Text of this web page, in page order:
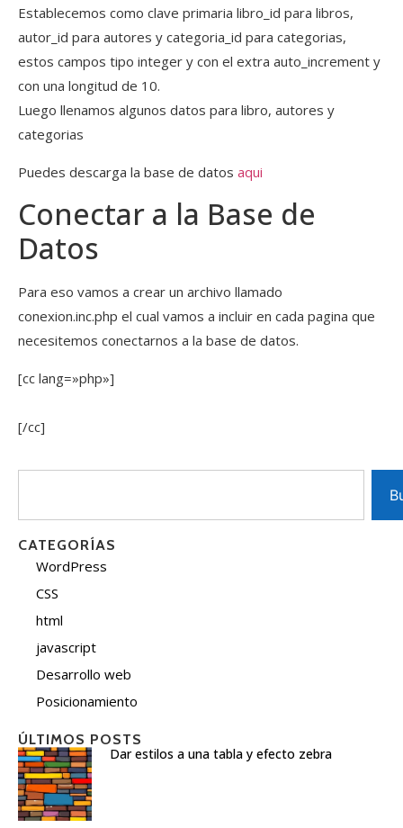
Establecemos como clave primaria libro_id para libros,
autor_id para autores y categoria_id para categorias,
estos campos tipo integer y con el extra auto_increment y
con una longitud de 10.
Luego llenamos algunos datos para libro, autores y
categorias
Puedes descarga la base de datos aqui
Conectar a la Base de
Datos
Para eso vamos a crear un archivo llamado
conexion.inc.php el cual vamos a incluir en cada pagina que
necesitemos conectarnos a la base de datos.
[cc lang=»php»]
[/cc]
CATEGORÍAS
WordPress
CSS
html
javascript
Desarrollo web
Posicionamiento
ÚLTIMOS POSTS
Dar estilos a una tabla y efecto zebra